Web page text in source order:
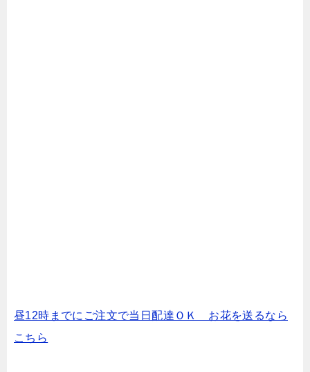
昼12時までにご注文で当日配達ＯＫ お花を送るなら
こちら